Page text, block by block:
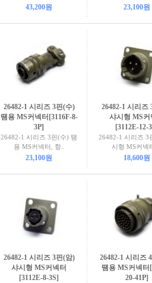
43,200원 23,100원
26482-1 시리즈 3핀(수)
땜용 MS커넥터[3116F-8-
3P]
26482-1 시리즈 3핀(수) 땜
용 MS커넥터, 항..
23,100원
26482-1 시리즈
샤시형 MS커
[3112E-12-
26482-1 시리즈 3
시형 MS커넥
18,600원
26482-1 시리즈 3핀(암)
샤시형 MS커넥터
[3112E-8-3S]
26482-1 시리즈
땜용 MS커넥터
20-41P]